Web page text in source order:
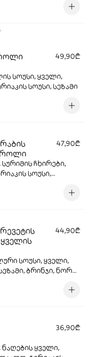
49,90₾
სოუსი, ყველი,
სოუსი, სეზამი
როლი
47,90₾
ჩხირები,
სოუსი,
44,90₾
სოუსი, ყველი,
ბრინჯი, ნორი,
36,90₾
ყველი,